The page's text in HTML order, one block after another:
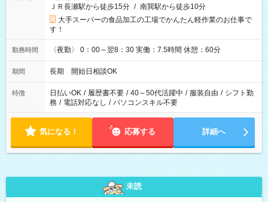
ＪＲ長瀬駅から徒歩15分 / 南巽駅から徒歩10分
大手スーパーの食品加工の工場でかんたん軽作業のお仕事で
す！
勤務時間 〈夜勤〉 0：00～翌8：30 実働：7.5時間 休憩：60分
期間 長期 開始日相談OK
特徴 日払いOK / 履歴書不要 / 40～50代活躍中 / 服装自由 / シフト勤
務 / 電話対応なし / パソコンスキル不要
気になる！ 応募する 詳細へ
未読